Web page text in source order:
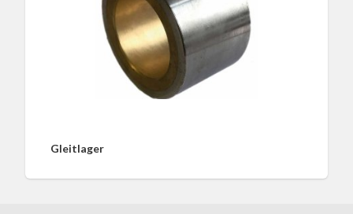
Gleitlager